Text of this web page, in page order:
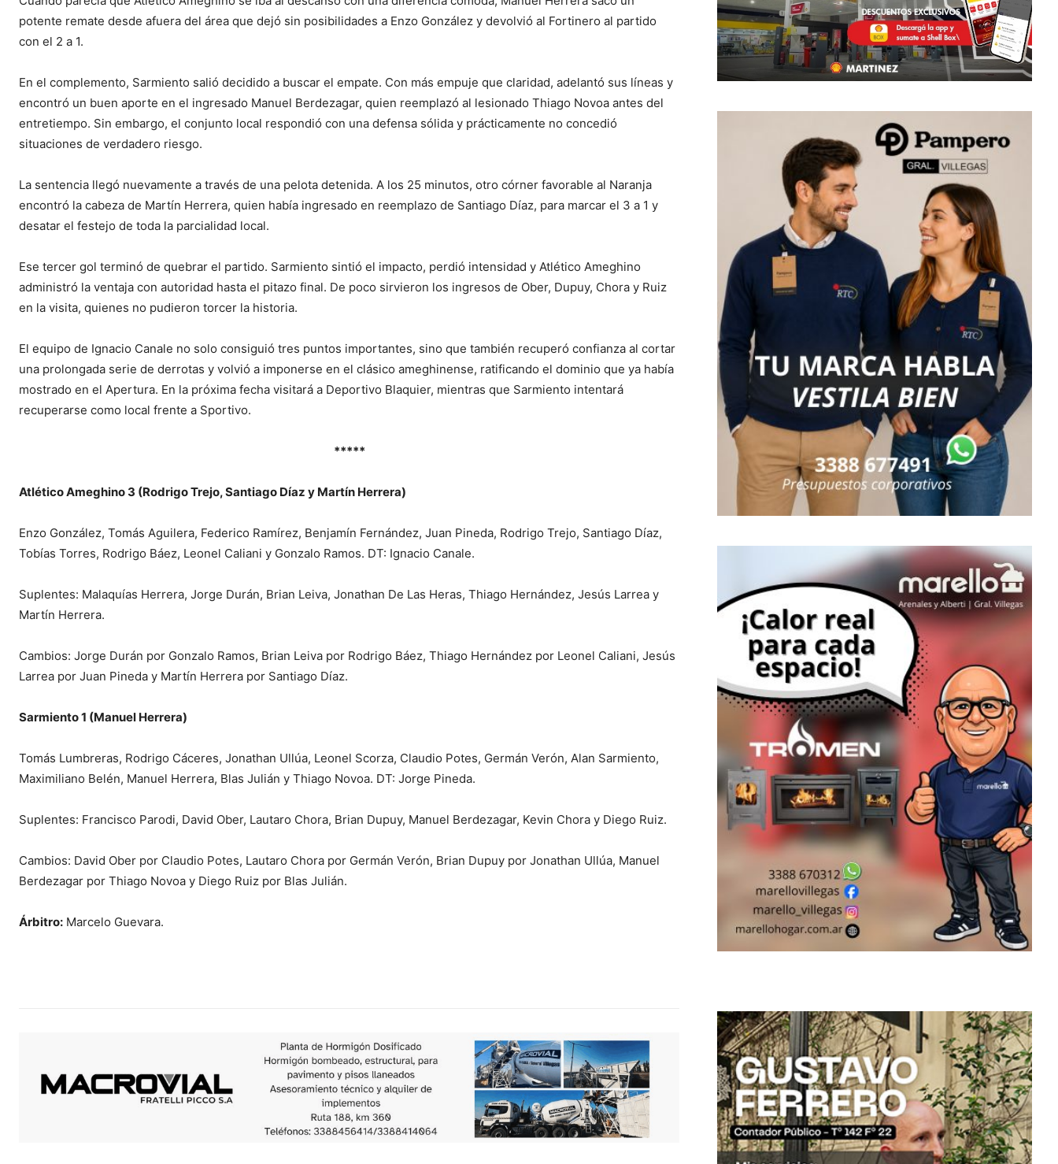
potente remate desde afuera del área que dejó sin posibilidades a Enzo González y devolvió al Fortinero al partido
con el 2 a 1.
En el complemento, Sarmiento salió decidido a buscar el empate. Con más empuje que claridad, adelantó sus líneas y
encontró un buen aporte en el ingresado Manuel Berdezagar, quien reemplazó al lesionado Thiago Novoa antes del
entretiempo. Sin embargo, el conjunto local respondió con una defensa sólida y prácticamente no concedió
situaciones de verdadero riesgo.
La sentencia llegó nuevamente a través de una pelota detenida. A los 25 minutos, otro córner favorable al Naranja
encontró la cabeza de Martín Herrera, quien había ingresado en reemplazo de Santiago Díaz, para marcar el 3 a 1 y
desatar el festejo de toda la parcialidad local.
Ese tercer gol terminó de quebrar el partido. Sarmiento sintió el impacto, perdió intensidad y Atlético Ameghino
administró la ventaja con autoridad hasta el pitazo final. De poco sirvieron los ingresos de Ober, Dupuy, Chora y Ruiz
en la visita, quienes no pudieron torcer la historia.
El equipo de Ignacio Canale no solo consiguió tres puntos importantes, sino que también recuperó confianza al cortar
una prolongada serie de derrotas y volvió a imponerse en el clásico ameghinense, ratificando el dominio que ya había
mostrado en el Apertura. En la próxima fecha visitará a Deportivo Blaquier, mientras que Sarmiento intentará
recuperarse como local frente a Sportivo.
*****
Atlético Ameghino 3 (Rodrigo Trejo, Santiago Díaz y Martín Herrera)
Enzo González, Tomás Aguilera, Federico Ramírez, Benjamín Fernández, Juan Pineda, Rodrigo Trejo, Santiago Díaz,
Tobías Torres, Rodrigo Báez, Leonel Caliani y Gonzalo Ramos. DT: Ignacio Canale.
Suplentes: Malaquías Herrera, Jorge Durán, Brian Leiva, Jonathan De Las Heras, Thiago Hernández, Jesús Larrea y
Martín Herrera.
Cambios: Jorge Durán por Gonzalo Ramos, Brian Leiva por Rodrigo Báez, Thiago Hernández por Leonel Caliani, Jesús
Larrea por Juan Pineda y Martín Herrera por Santiago Díaz.
Sarmiento 1 (Manuel Herrera)
Tomás Lumbreras, Rodrigo Cáceres, Jonathan Ullúa, Leonel Scorza, Claudio Potes, Germán Verón, Alan Sarmiento,
Maximiliano Belén, Manuel Herrera, Blas Julián y Thiago Novoa. DT: Jorge Pineda.
Suplentes: Francisco Parodi, David Ober, Lautaro Chora, Brian Dupuy, Manuel Berdezagar, Kevin Chora y Diego Ruiz.
Cambios: David Ober por Claudio Potes, Lautaro Chora por Germán Verón, Brian Dupuy por Jonathan Ullúa, Manuel
Berdezagar por Thiago Novoa y Diego Ruiz por Blas Julián.
Árbitro: Marcelo Guevara.